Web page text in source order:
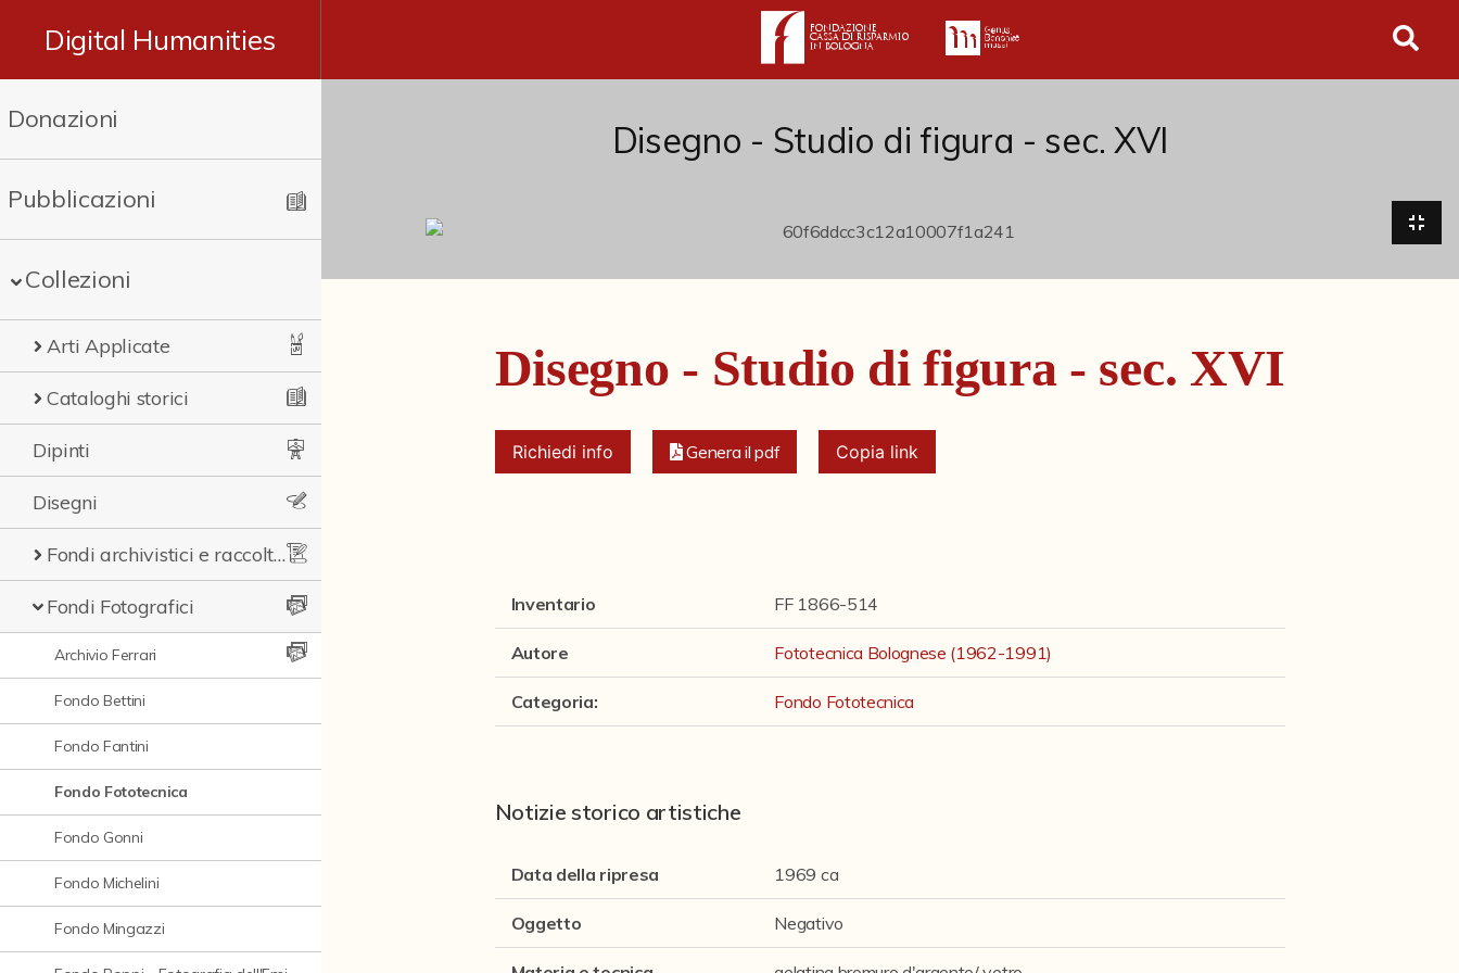
Digital Humanities
Donazioni
Pubblicazioni
Collezioni
Arti Applicate
Cataloghi storici
Dipinti
Disegni
Fondi archivistici e raccolte documentarie
Fondi Fotografici
Archivio Ferrari
Fondo Bettini
Fondo Fantini
Fondo Fototecnica
Fondo Gonni
Fondo Michelini
Fondo Mingazzi
Disegno - Studio di figura - sec. XVI
Disegno - Studio di figura - sec. XVI
Richiedi info Genera il pdf Copia link
Inventario FF 1866-514
Autore Fototecnica Bolognese (1962-1991)
Categoria: Fondo Fototecnica
Notizie storico artistiche
Data della ripresa 1969 ca
Oggetto Negativo